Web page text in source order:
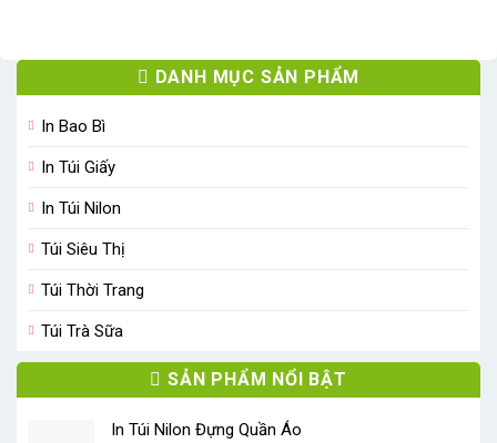
DANH MỤC SẢN PHẨM
In Bao Bì
In Túi Giấy
In Túi Nilon
Túi Siêu Thị
Túi Thời Trang
Túi Trà Sữa
SẢN PHẨM NỔI BẬT
In Túi Nilon Đựng Quần Áo